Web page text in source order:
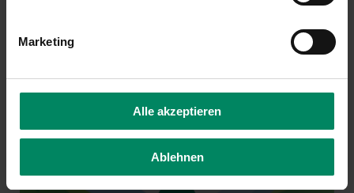
Marketing
Alle akzeptieren
Ablehnen
Umweltförderung